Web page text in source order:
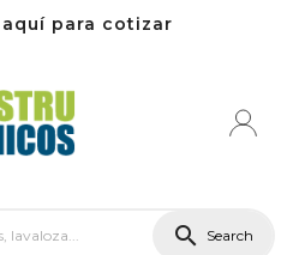
para cotizar
 Search